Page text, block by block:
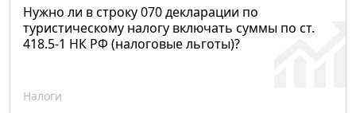
Нужно ли в строку 070 декларации по
туристическому налогу включать суммы по ст.
418.5-1 НК РФ (налоговые льготы)?
Налоги